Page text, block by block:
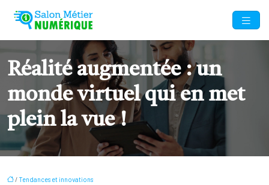
Réalité augmentée : un
monde virtuel qui en met
plein la vue !
/ Tendances et innovations